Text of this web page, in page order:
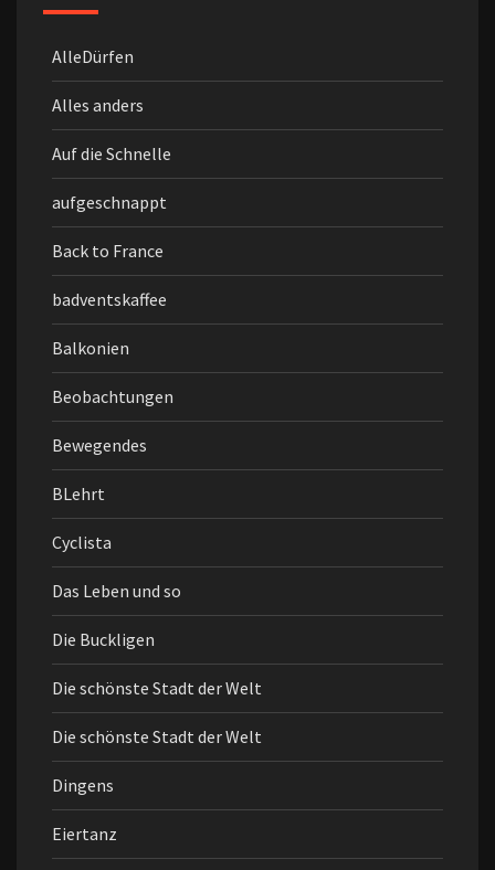
AlleDürfen
Alles anders
Auf die Schnelle
aufgeschnappt
Back to France
badventskaffee
Balkonien
Beobachtungen
Bewegendes
BLehrt
Cyclista
Das Leben und so
Die Buckligen
Die schönste Stadt der Welt
Die schönste Stadt der Welt
Dingens
Eiertanz